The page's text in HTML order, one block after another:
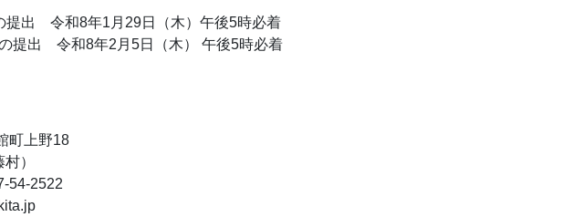
提出 令和8年1月29日（木）午後5時必着
提出 令和8年2月5日（木） 午後5時必着
町上野18
）
54-2522